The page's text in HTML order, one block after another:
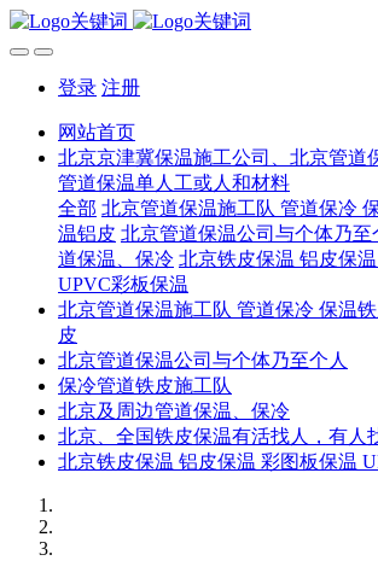
登录 注册
网站首页
北京京津冀保温施工公司、北京管道
管道保温单人工或人和材料
全部 北京管道保温施工队 管道保冷
温铝皮 北京管道保温公司与个体乃至
道保温、保冷 北京铁皮保温 铝皮保
UPVC彩板保温
北京管道保温施工队 管道保冷 保温
皮
北京管道保温公司与个体乃至个人
保冷管道铁皮施工队
北京及周边管道保温、保冷
北京、全国铁皮保温有活找人，有人
北京铁皮保温 铝皮保温 彩图板保温